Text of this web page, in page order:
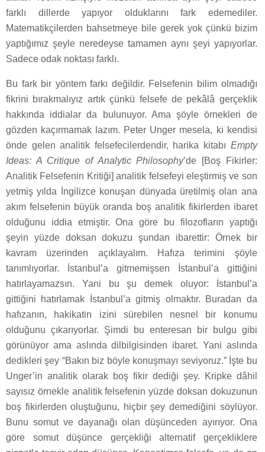
farklı dillerde yapıyor olduklarını fark edemediler.
Matematikçilerden bahsetmeye bile gerek yok çünkü bizim
yaptığımız şeyle neredeyse tamamen aynı şeyi yapıyorlar.
Sadece odak noktası farklı.
Bu fark bir yöntem farkı değildir. Felsefenin bilim olmadığı
fikrini bırakmalıyız artık çünkü felsefe de pekâlâ gerçeklik
hakkında iddialar da bulunuyor. Ama şöyle örnekleri de
gözden kaçırmamak lazım. Peter Unger mesela, ki kendisi
önde gelen analitik felsefecilerdendir, harika kitabı Empty
Ideas: A Critique of Analytic Philosophy’de [Boş Fikirler:
Analitik Felsefenin Kritiği] analitik felsefeyi eleştirmiş ve son
yetmiş yılda İngilizce konuşan dünyada üretilmiş olan ana
akım felsefenin büyük oranda boş analitik fikirlerden ibaret
olduğunu iddia etmiştir. Ona göre bu filozofların yaptığı
şeyin yüzde doksan dokuzu şundan ibarettir: Örnek bir
kavram üzerinden açıklayalım. Hafıza terimini şöyle
tanımlıyorlar. İstanbul’a gitmemişsen İstanbul’a gittiğini
hatırlayamazsın. Yani bu şu demek oluyor: İstanbul’a
gittiğini hatırlamak İstanbul’a gitmiş olmaktır. Buradan da
hafızanın, hakikatin izini sürebilen nesnel bir konumu
olduğunu çıkarıyorlar. Şimdi bu enteresan bir bulgu gibi
görünüyor ama aslında dilbilgisinden ibaret. Yani aslında
dedikleri şey “Bakın biz böyle konuşmayı seviyoruz.” İşte bu
Unger’in analitik olarak boş fikir dediği şey. Kripke dâhil
sayısız örnekle analitik felsefenin yüzde doksan dokuzunun
boş fikirlerden oluştuğunu, hiçbir şey demediğini söylüyor.
Bunu somut ve dayanağı olan düşünceden ayırıyor. Ona
göre somut düşünce gerçekliği alternatif gerçekliklere